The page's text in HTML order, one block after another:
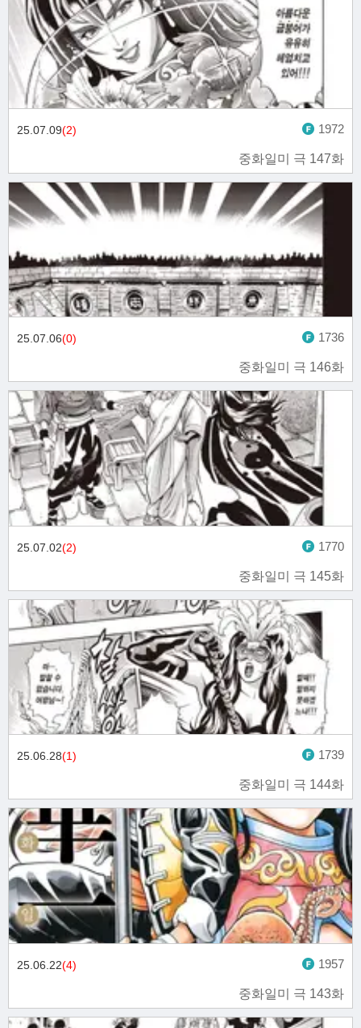
중화일미 극 147화
25.07.09(2) 1972
중화일미 극 146화
25.07.06(0) 1736
중화일미 극 145화
25.07.02(2) 1770
중화일미 극 144화
25.06.28(1) 1739
중화일미 극 143화
25.06.22(4) 1957